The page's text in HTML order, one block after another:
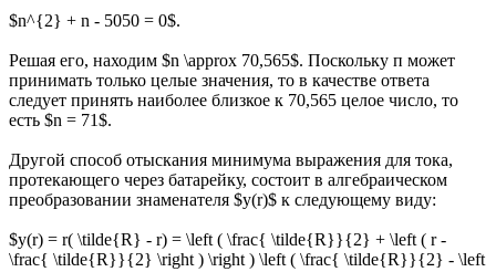
$n^{2} + n - 5050 = 0$.
Решая его, находим $n \approx 70,565$. Поскольку п может
принимать только целые значения, то в качестве ответа
следует принять наиболее близкое к 70,565 целое число, то
есть $n = 71$.
Другой способ отыскания минимума выражения для тока,
протекающего через батарейку, состоит в алгебраическом
преобразовании знаменателя $y(r)$ к следующему виду:
$y(r) = r( \tilde{R} - r) = \left ( \frac{ \tilde{R}}{2} + \left ( r -
\frac{ \tilde{R}}{2} \right ) \right ) \left ( \frac{ \tilde{R}}{2} - \left